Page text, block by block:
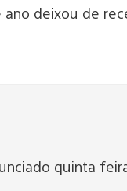
deixou de
quinta